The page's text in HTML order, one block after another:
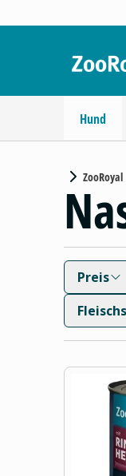
Hund
ZooRoyal
Preis